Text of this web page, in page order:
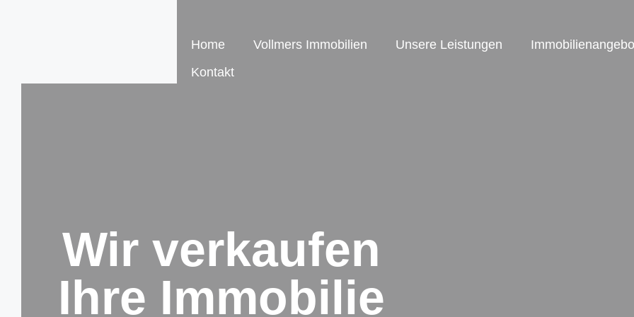
Home Vollmers Immobilien Unsere Leistungen
Kontakt
Wir verkaufen
Ihre Immobilie